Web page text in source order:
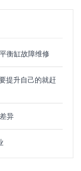
衡缸故障维修
提升自己的就赶
异